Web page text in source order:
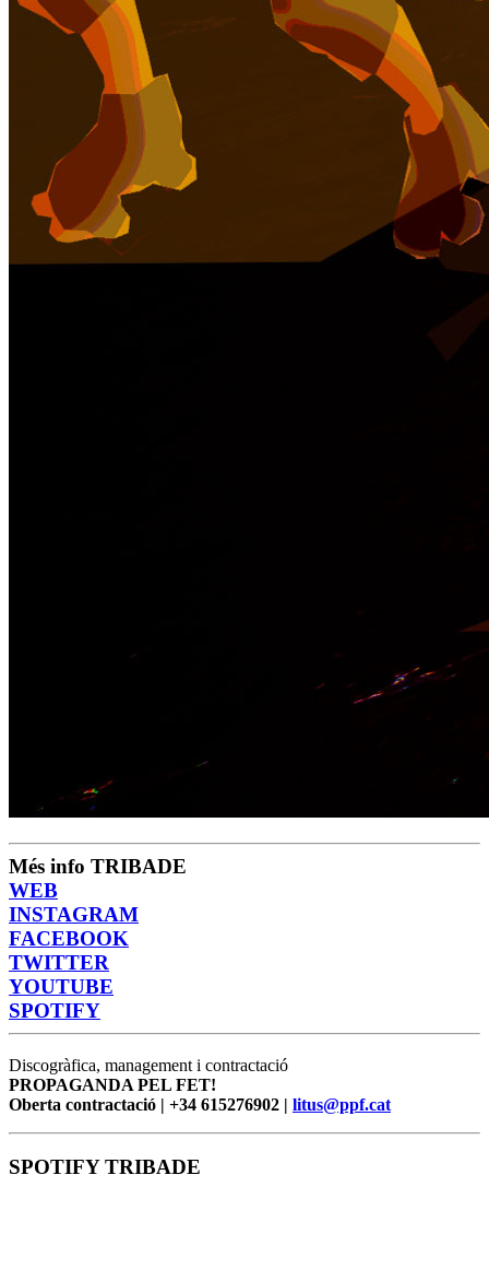
Més info TRIBADE
WEB
INSTAGRAM
FACEBOOK
TWITTER
YOUTUBE
SPOTIFY
Discogràfica, management i contractació
PROPAGANDA PEL FET!
Oberta contractació | +34 615276902 | litus@ppf.cat
SPOTIFY TRIBADE